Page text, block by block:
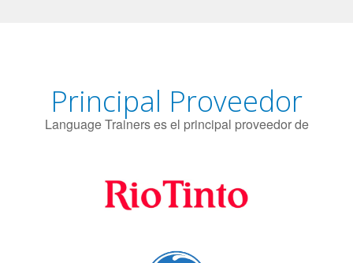
Principal Proveedor
Language Trainers es el principal proveedor de